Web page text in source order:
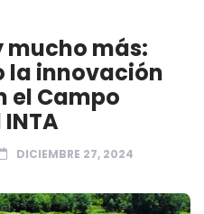
mucho más:
la innovación
el Campo
DICIEMBRE 27, 2024